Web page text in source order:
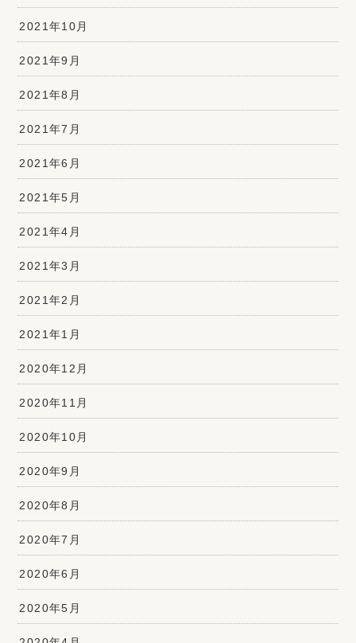
2021年10月
2021年9月
2021年8月
2021年7月
2021年6月
2021年5月
2021年4月
2021年3月
2021年2月
2021年1月
2020年12月
2020年11月
2020年10月
2020年9月
2020年8月
2020年7月
2020年6月
2020年5月